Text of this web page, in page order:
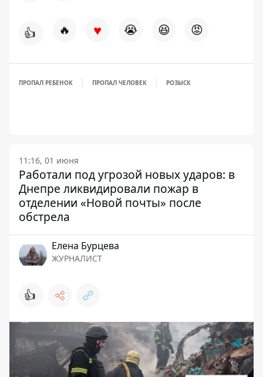
👍 🔥 ♥ 😭 😆 😡
ПРОПАЛ РЕБЕНОК ПРОПАЛ ЧЕЛОВЕК РОЗЫСК
11:16, 01 июня
Работали под угрозой новых ударов: в
Днепре ликвидировали пожар в
отделении «Новой почты» после
обстрела
Елена Бурцева
ЖУРНАЛИСТ
👍